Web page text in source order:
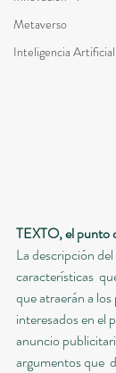
Metaverso
Inteligencia Artificial
TEXTO, el punto
La descripción
características
que atraerán a
interesados en el
anuncio
argumentos que